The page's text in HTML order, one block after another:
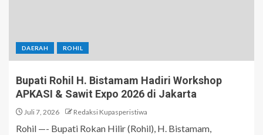
DAERAH ROHIL
Bupati Rohil H. Bistamam Hadiri Workshop
APKASI & Sawit Expo 2026 di Jakarta
Juli 7, 2026 Redaksi Kupasperistiwa
Rohil —- Bupati Rokan Hilir (Rohil), H. Bistamam,